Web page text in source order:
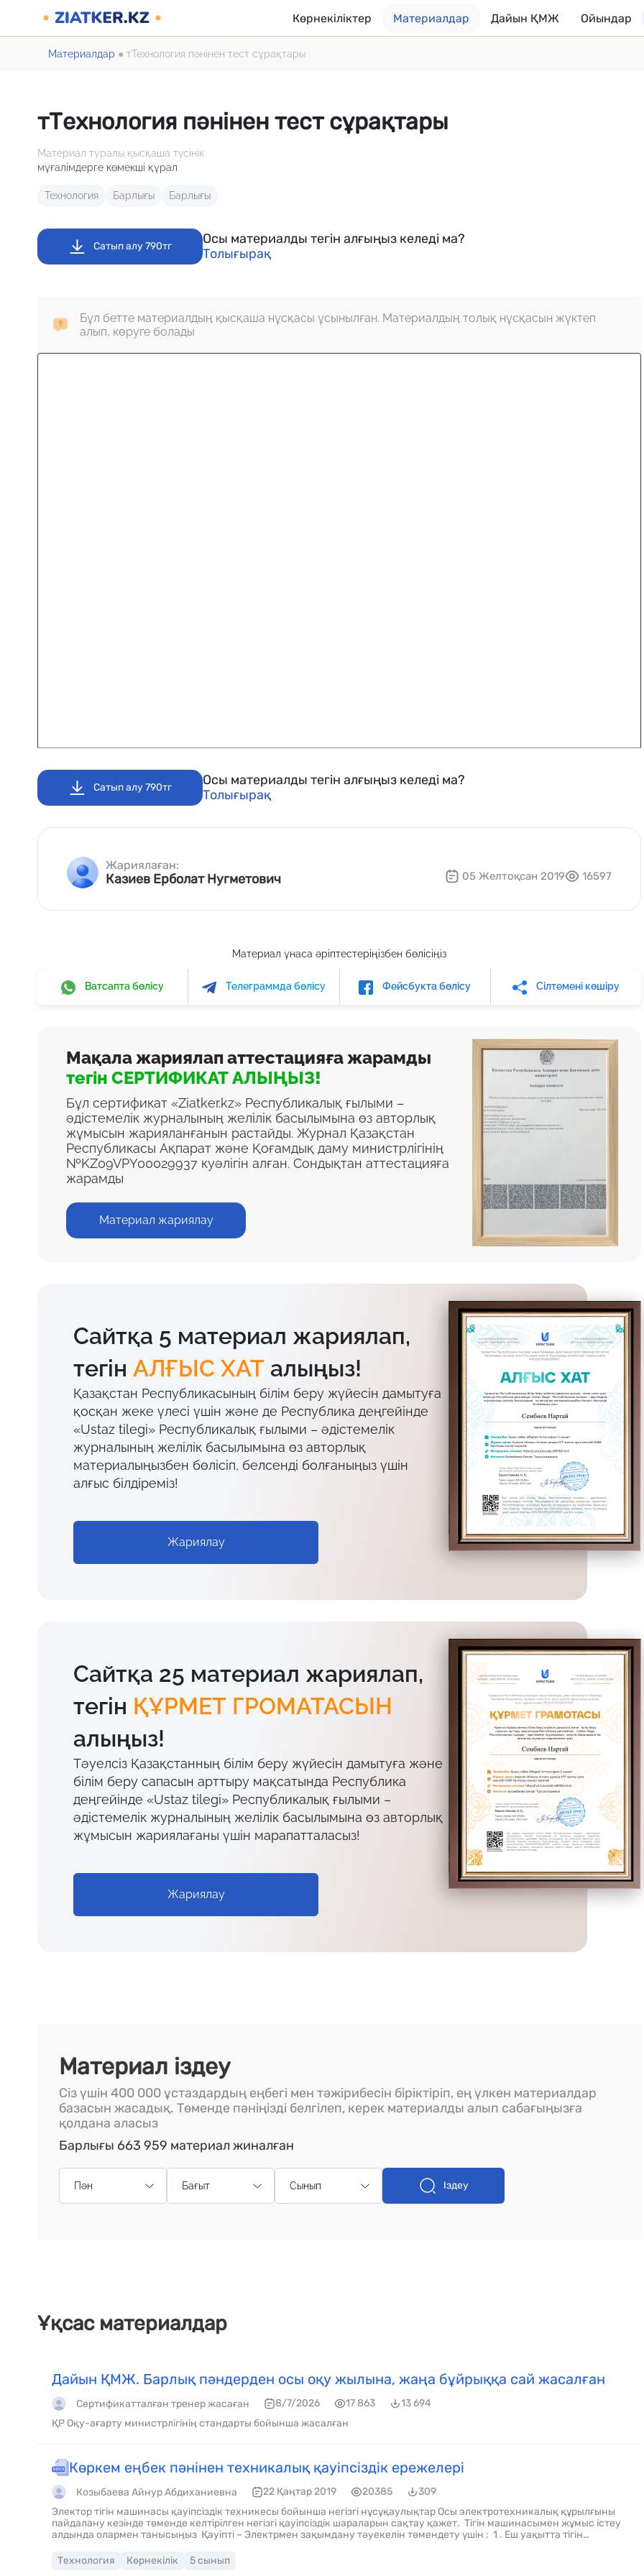
Көрнекіліктер Материалдар Дайын ҚМЖ Ойындар
Материалдар ● тТехнология пәнінен тест сұрақтары
тТехнология пәнінен тест сұрақтары
Материал туралы қысқаша түсінік
мұғалімдерге көмекші құрал
Технология Барлығы Барлығы
Сатып алу 790тг
Осы материалды тегін алғыңыз келеді ма?
Толығырақ
Бұл бетте материалдың қысқаша нұсқасы ұсынылған. Материалдың толық нұсқасын жүктеп
алып, көруге болады
Сатып алу 790тг
Осы материалды тегін алғыңыз келеді ма?
Толығырақ
Жариялаған:
Казиев Ерболат Нугметович 05 Желтоқсан 2019 16597
Материал ұнаса әріптестеріңізбен бөлісіңіз
Ватсапта бөлісу Телеграммда бөлісу Фейсбукта бөлісу Сілтемені көшіру
Мақала жариялап аттестацияға жарамды
тегін СЕРТИФИКАТ АЛЫҢЫЗ!
Бұл сертификат «Ziatker.kz» Республикалық ғылыми –
әдістемелік журналының желілік басылымына өз авторлық
жұмысын жарияланғанын растайды. Журнал Қазақстан
Республикасы Ақпарат және Қоғамдық даму министрлігінің
№KZ09VPY00029937 куәлігін алған. Сондықтан аттестацияға
жарамды
Материал жариялау
Сайтқа 5 материал жариялап,
тегін АЛҒЫС ХАТ алыңыз!
Қазақстан Республикасының білім беру жүйесін дамытуға
қосқан жеке үлесі үшін және де Республика деңгейінде
«Ustaz tilegi» Республикалық ғылыми – әдістемелік
журналының желілік басылымына өз авторлық
материалыңызбен бөлісіп, белсенді болғаныңыз үшін
алғыс білдіреміз!
Жариялау
Сайтқа 25 материал жариялап,
тегін ҚҰРМЕТ ГРОМАТАСЫН
алыңыз!
Тәуелсіз Қазақстанның білім беру жүйесін дамытуға және
білім беру сапасын арттыру мақсатында Республика
деңгейінде «Ustaz tilegi» Республикалық ғылыми –
әдістемелік журналының желілік басылымына өз авторлық
жұмысын жариялағаны үшін марапатталасыз!
Жариялау
Материал іздеу
Сіз үшін 400 000 ұстаздардың еңбегі мен тәжірибесін біріктіріп, ең үлкен материалдар
базасын жасадық. Төменде пәніңізді белгілеп, керек материалды алып сабағыңызға
қолдана аласыз
Барлығы 663 959 материал жиналған
Пән Бағыт Сынып Іздеу
Ұқсас материалдар
Дайын ҚМЖ. Барлық пәндерден осы оқу жылына, жаңа бұйрыққа сай жасалған
Сертификатталған тренер жасаған 8/7/2026 17 863
13 694
ҚР Оқу-ағарту министрлігінің стандарты бойынша жасалған
Көркем еңбек пәнінен техникалық қауіпсіздік ережелері
Козыбаева Айнур Абдиханиевна 22 Қаңтар 2019 20385
309
Электор тігін машинасы қауіпсіздік техникесы бойынша негізгі нұсұқаулықтар Осы электротехникалық құрылғыны
пайдалану кезінде төменде келтірілген негізгі қауіпсіздік шараларын сақтау қажет. Тігін машинасымен жұмыс істеу
алдында олармен танысыңыз Қауіпті – Электрмен зақымдану тәуекелін төмендету үшін : 1 . Еш уақытта тігін
алдында штепсельді электр розеткасынан дереу ажыратыңыз. Назар аударыңыз- Жұмыс істейтіндерге өрт, электор
Технология Көрнекілік 5 сынып